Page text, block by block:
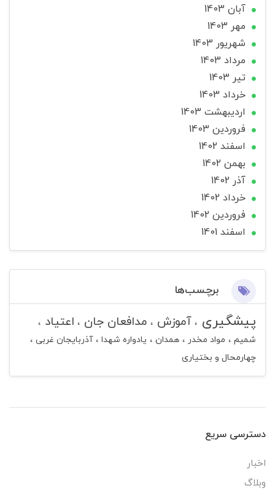
آبان 1403
مهر 1403
شهریور 1403
مرداد 1403
تير 1403
خرداد 1403
ارديبهشت 1403
فروردین 1403
اسفند 1402
بهمن 1402
آذر 1402
خرداد 1402
فروردین 1402
اسفند 1401
برچسب‌ها
پیشگیری آموزش مدافعان جان اعتیاد
شمیم مواد مخدر همدان یادواره شهدا
آذربایجان غربی
چهارمحال و بختیاری
دسترسی سریع
اخبار
وبلاگ